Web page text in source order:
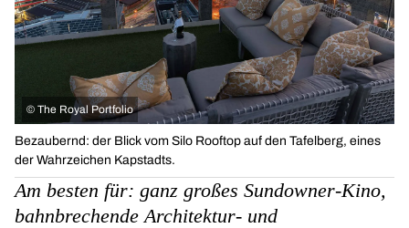
© The Royal Portfolio
Bezaubernd: der Blick vom Silo Rooftop auf den Tafelberg, eines
der Wahrzeichen Kapstadts.
Am besten für: ganz großes Sundowner-Kino,
bahnbrechende Architektur- und